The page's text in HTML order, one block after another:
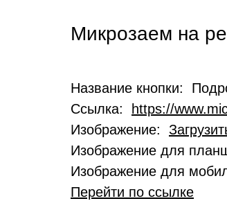
Микрозаем на
Название кнопки:
Ссылка:
https://
Изображение:
Изображение для
Изображение для
Перейти по ссылке